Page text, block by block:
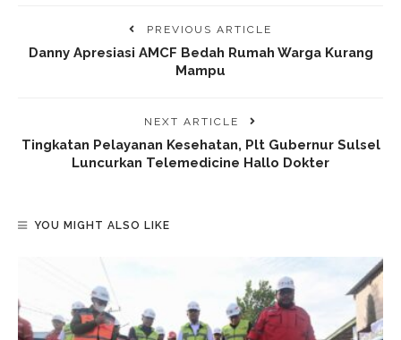
PREVIOUS ARTICLE
Danny Apresiasi AMCF Bedah Rumah Warga Kurang
Mampu
NEXT ARTICLE
Tingkatan Pelayanan Kesehatan, Plt Gubernur Sulsel
Luncurkan Telemedicine Hallo Dokter
YOU MIGHT ALSO LIKE